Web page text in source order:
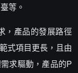
等。
，產品的發展路徑
式項目更長，且由
求驅動，產品的P